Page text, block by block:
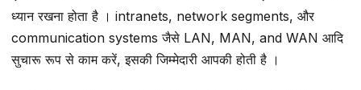
ध्यान रखना होता है । intranets, network segments, और
communication systems जैसे LAN, MAN, and WAN आदि
सुचारू रूप से काम करें, इसकी जिम्मेदारी आपकी होती है ।